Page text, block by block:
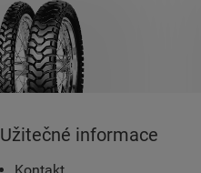
Užitečné informace